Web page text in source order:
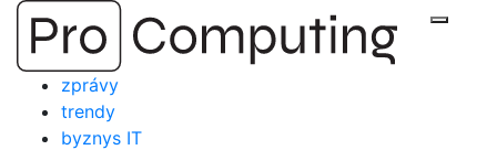
Přejít
obsah
zprávy
trendy
byznys IT